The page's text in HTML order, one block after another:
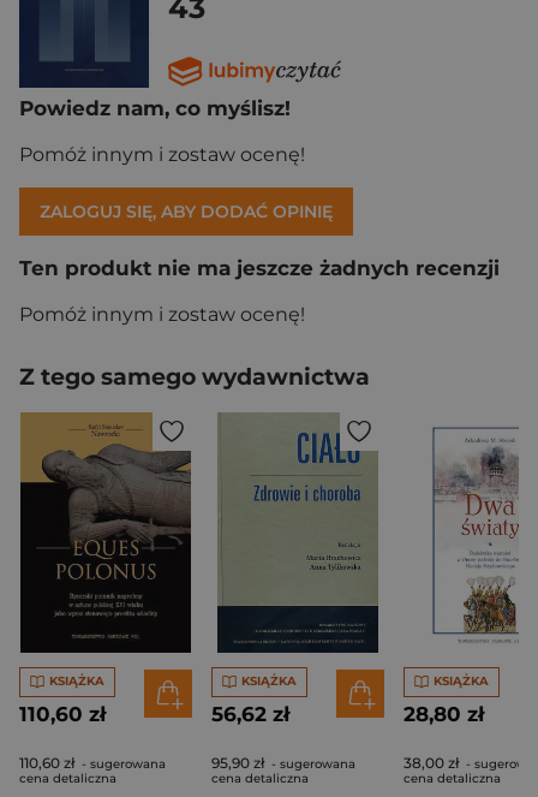
43
Powiedz nam, co myślisz!
Pomóż innym i zostaw ocenę!
ZALOGUJ SIĘ, ABY DODAĆ OPINIĘ
Ten produkt nie ma jeszcze żadnych recenzji
Pomóż innym i zostaw ocenę!
Z tego samego wydawnictwa
KSIĄŻKA
110,60 zł
110,60 zł - sugerowana
cena detaliczna
KSIĄŻKA
56,62 zł
95,90 zł - sugerowana
cena detaliczna
KSIĄŻKA
28,80 zł
38,00 zł -
cena detaliczna